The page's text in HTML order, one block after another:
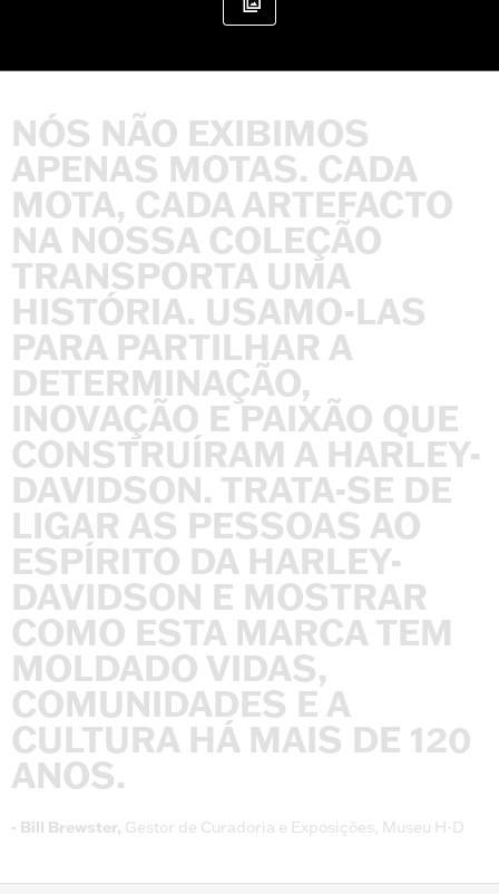
NÓS NÃO EXIBIMOS
APENAS MOTAS. CADA
MOTA, CADA ARTEFACTO
NA NOSSA COLEÇÃO
TRANSPORTA UMA
HISTÓRIA. USAMO-LAS
PARA PARTILHAR A
DETERMINAÇÃO,
INOVAÇÃO E PAIXÃO QUE
CONSTRUÍRAM A HARLEY-
DAVIDSON. TRATA-SE DE
LIGAR AS PESSOAS AO
ESPÍRITO DA HARLEY-
DAVIDSON E MOSTRAR
COMO ESTA MARCA TEM
MOLDADO VIDAS,
COMUNIDADES E A
CULTURA HÁ MAIS DE 120
ANOS.
- Bill Brewster, Gestor de Curadoria e Exposições, Museu H-D